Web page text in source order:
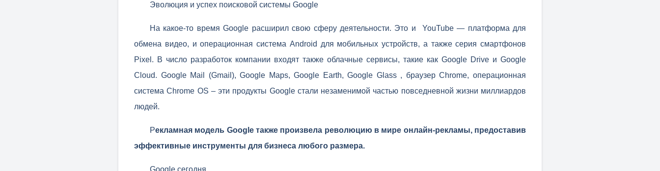
Эволюция и успех поисковой системы Google
На какое-то время Google расширил свою сферу деятельности. Это и YouTube — платформа для
обмена видео, и операционная система Android для мобильных устройств, а также серия смартфонов
Pixel. В число разработок компании входят также облачные сервисы, такие как Google Drive и Google
Cloud. Google Mail (Gmail), Google Maps, Google Earth, Google Glass , браузер Chrome, операционная
система Chrome OS – эти продукты Google стали незаменимой частью повседневной жизни миллиардов
людей.
Рекламная модель Google также произвела революцию в мире онлайн-рекламы, предоставив
эффективные инструменты для бизнеса любого размера.
Google сегодня